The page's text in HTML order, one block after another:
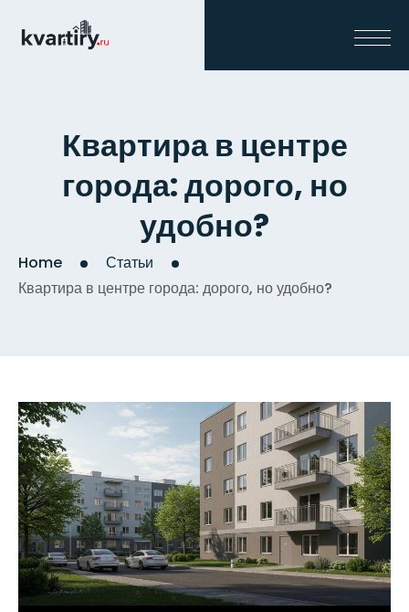
Квартира в центре
города: дорого, но
удобно?
Home
Статьи
Квартира в центре города: дорого, но удобно?